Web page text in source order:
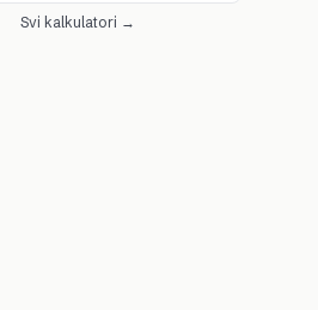
Svi kalkulatori →